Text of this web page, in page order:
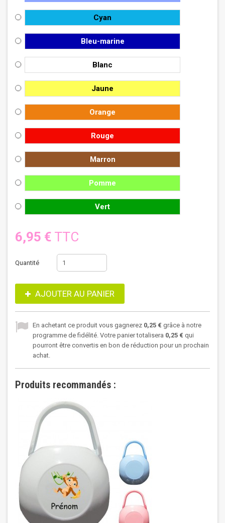
Cyan
Bleu-marine
Blanc
Jaune
Orange
Rouge
Marron
Pomme
Vert
6,95 € TTC
Quantité
AJOUTER AU PANIER
En achetant ce produit vous gagnerez 0,25 € grâce à notre
programme de fidélité. Votre panier totalisera 0,25 € qui
pourront être convertis en bon de réduction pour un prochain
achat.
Produits recommandés :